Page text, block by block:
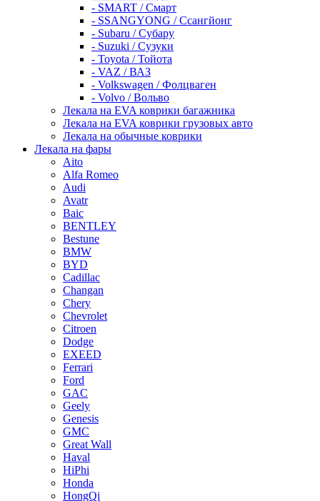
- SMART / Смарт
- SSANGYONG / Ссангйонг
- Subaru / Субару
- Suzuki / Сузуки
- Toyota / Тойота
- VAZ / ВАЗ
- Volkswagen / Фолцваген
- Volvo / Вольво
Лекала на EVA коврики багажника
Лекала на EVA коврики грузовых авто
Лекала на обычные коврики
Лекала на фары
Aito
Alfa Romeo
Audi
Avatr
Baic
BENTLEY
Bestune
BMW
BYD
Cadillac
Changan
Chery
Chevrolet
Citroen
Dodge
EXEED
Ferrari
Ford
GAC
Geely
Genesis
GMC
Great Wall
Haval
HiPhi
Honda
HongQi